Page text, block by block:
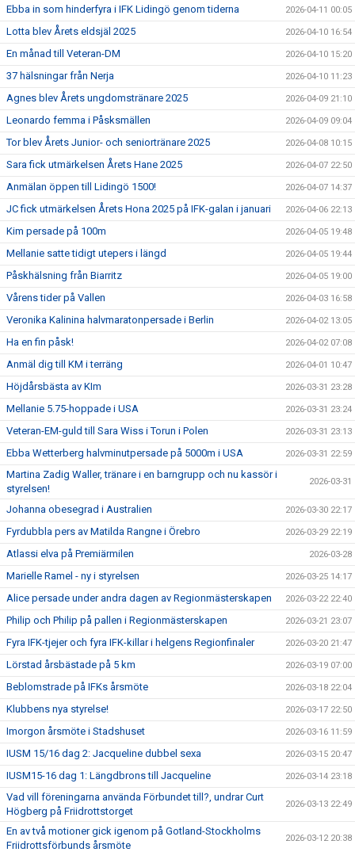
Ebba in som hinderfyra i IFK Lidingö genom tiderna 2026-04-11 00:05
Lotta blev Årets eldsjäl 2025 2026-04-10 16:54
En månad till Veteran-DM 2026-04-10 15:20
37 hälsningar från Nerja 2026-04-10 11:23
Agnes blev Årets ungdomstränare 2025 2026-04-09 21:10
Leonardo femma i Påsksmällen 2026-04-09 09:04
Tor blev Årets Junior- och seniortränare 2025 2026-04-08 10:15
Sara fick utmärkelsen Årets Hane 2025 2026-04-07 22:50
Anmälan öppen till Lidingö 1500! 2026-04-07 14:37
JC fick utmärkelsen Årets Hona 2025 på IFK-galan i januari 2026-04-06 22:13
Kim persade på 100m 2026-04-05 19:48
Mellanie satte tidigt utepers i längd 2026-04-05 19:44
Påskhälsning från Biarritz 2026-04-05 19:00
Vårens tider på Vallen 2026-04-03 16:58
Veronika Kalinina halvmaratonpersade i Berlin 2026-04-02 13:05
Ha en fin påsk! 2026-04-02 07:08
Anmäl dig till KM i terräng 2026-04-01 10:47
Höjdårsbästa av KIm 2026-03-31 23:28
Mellanie 5.75-hoppade i USA 2026-03-31 23:24
Veteran-EM-guld till Sara Wiss i Torun i Polen 2026-03-31 23:13
Ebba Wetterberg halvminutpersade på 5000m i USA 2026-03-31 22:59
Martina Zadig Waller, tränare i en barngrupp och nu kassör i
styrelsen!
2026-03-31
Johanna obesegrad i Australien 2026-03-30 22:17
Fyrdubbla pers av Matilda Rangne i Örebro 2026-03-29 22:19
Atlassi elva på Premiärmilen 2026-03-28
Marielle Ramel - ny i styrelsen 2026-03-25 14:17
Alice persade under andra dagen av Regionmästerskapen 2026-03-22 22:40
Philip och Philip på pallen i Regionmästerskapen 2026-03-21 23:07
Fyra IFK-tjejer och fyra IFK-killar i helgens Regionfinaler 2026-03-20 21:47
Lörstad årsbästade på 5 km 2026-03-19 07:00
Beblomstrade på IFKs årsmöte 2026-03-18 22:04
Klubbens nya styrelse! 2026-03-17 22:50
Imorgon årsmöte i Stadshuset 2026-03-16 11:59
IUSM 15/16 dag 2: Jacqueline dubbel sexa 2026-03-15 20:47
IUSM15-16 dag 1: Längdbrons till Jacqueline 2026-03-14 23:18
Vad vill föreningarna använda Förbundet till?, undrar Curt
Högberg på Friidrottstorget
2026-03-13 22:49
En av två motioner gick igenom på Gotland-Stockholms
Friidrottsförbunds årsmöte
2026-03-12 20:38